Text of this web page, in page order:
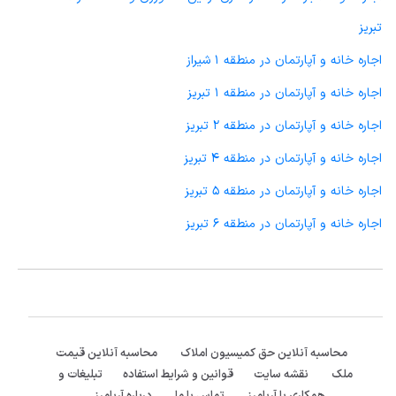
تبریز
اجاره خانه و آپارتمان در منطقه 1 شیراز
اجاره خانه و آپارتمان در منطقه 1 تبریز
اجاره خانه و آپارتمان در منطقه 2 تبریز
اجاره خانه و آپارتمان در منطقه 4 تبریز
اجاره خانه و آپارتمان در منطقه 5 تبریز
اجاره خانه و آپارتمان در منطقه 6 تبریز
محاسبه آنلاین حق کمیسیون املاک
محاسبه آنلاین قیمت
ملک
نقشه سایت قوانین و شرایط استفاده
تبلیغات و